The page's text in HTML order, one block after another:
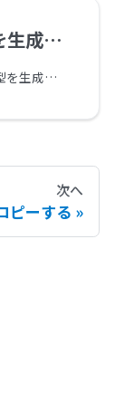
する
前ページでは、配列から全要素の型を生成する方法が登場しました。
次へ
ピーする